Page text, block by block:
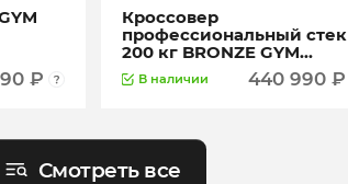
₽
Кроссовер
профессиональный стек
200 кг BRONZE GYM
PARTNER ML-820
В наличии 440 990 ₽
Смотреть все